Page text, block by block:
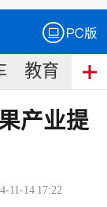
教育 食
产业提
-11-14 17:22